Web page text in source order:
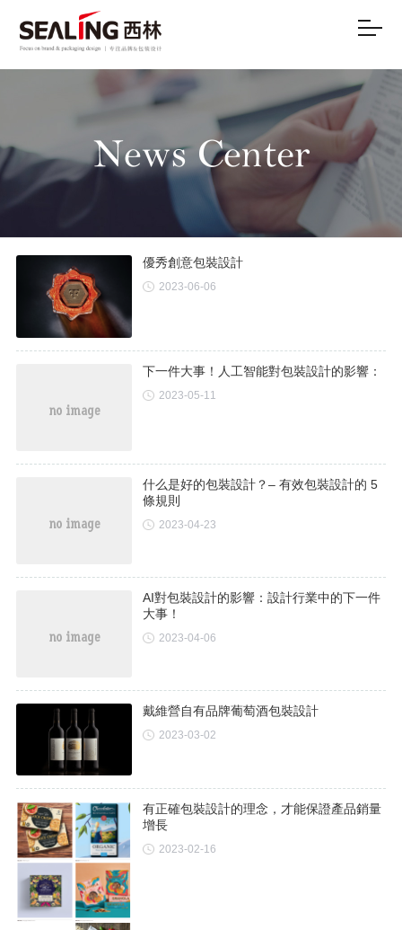
優秀創意包裝設計
2023-06-06
下一件大事！人工智能對包裝設計的影響：
2023-05-11
什么是好的包裝設計？– 有效包裝設計的 5
條規則
2023-04-23
AI對包裝設計的影響：設計行業中的下一件
大事！
2023-04-06
戴維營自有品牌葡萄酒包裝設計
2023-03-02
有正確包裝設計的理念，才能保證產品銷量
增長
2023-02-16